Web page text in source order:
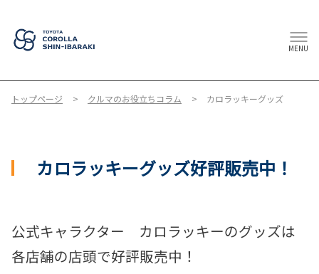
MENU
トップページ クルマのお役立ちコラム カロラッキーグッズ
カロラッキーグッズ好評販売中！
公式キャラクター カロラッキーのグッズは
各店舗の店頭で好評販売中！